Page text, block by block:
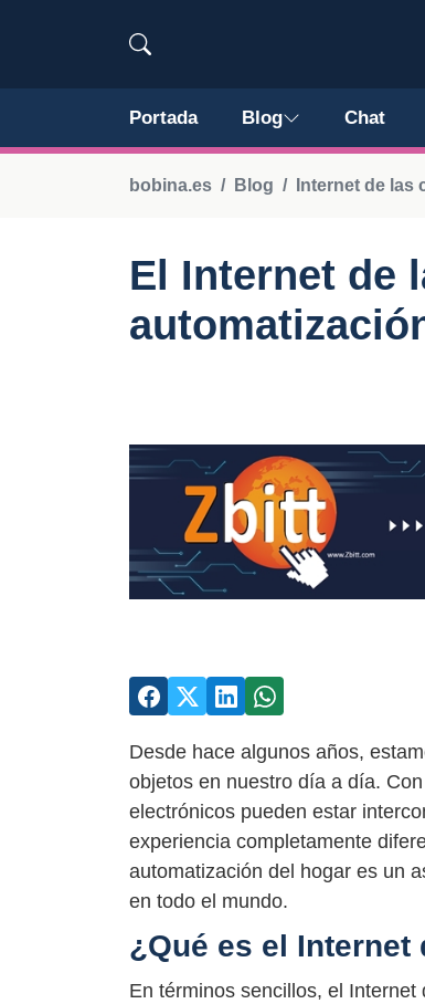
Portada Blog Chat
bobina.es Blog Internet de las
El Internet de
Desde hace algunos años,
objetos en nuestro día a día.
electrónicos pueden estar
experiencia completamente
automatización del hogar es un
en todo el mundo.
¿Qué es el Internet
En términos sencillos, el